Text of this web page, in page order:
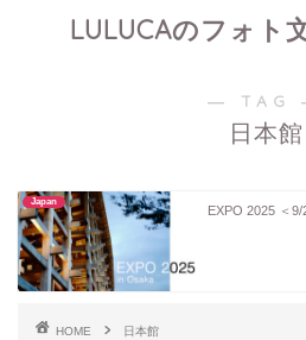
LULUCAのフォト
― TAG
日本館
Japan
EXPO 2025 ＜
HOME 日本館